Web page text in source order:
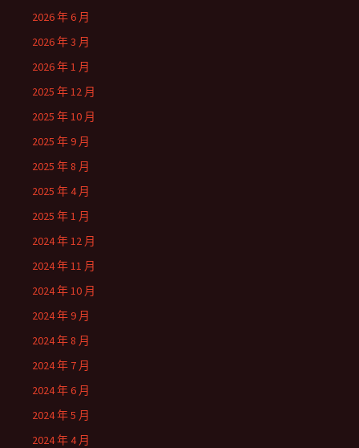
2026 年 6 月
2026 年 3 月
2026 年 1 月
2025 年 12 月
2025 年 10 月
2025 年 9 月
2025 年 8 月
2025 年 4 月
2025 年 1 月
2024 年 12 月
2024 年 11 月
2024 年 10 月
2024 年 9 月
2024 年 8 月
2024 年 7 月
2024 年 6 月
2024 年 5 月
2024 年 4 月